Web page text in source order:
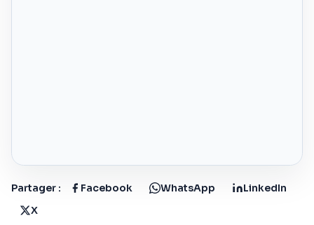
Partager : Facebook WhatsApp
LinkedIn
X